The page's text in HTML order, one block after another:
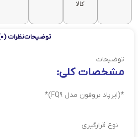
کالا
توضیحاتنظرات (0)
توضیحات
مشخصات کلی:
*(ایرپاد بروفون مدل FQ9)*
نوع قرارگیری